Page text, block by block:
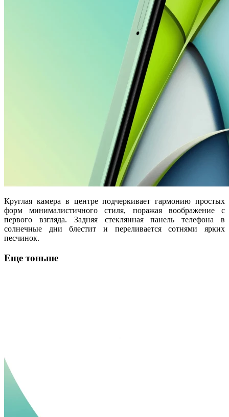
Круглая камера в центре подчеркивает гармонию простых
форм минималистичного стиля, поражая воображение с
первого взгляда. Задняя стеклянная панель телефона в
солнечные дни блестит и переливается сотнями ярких
песчинок.
Еще тоньше